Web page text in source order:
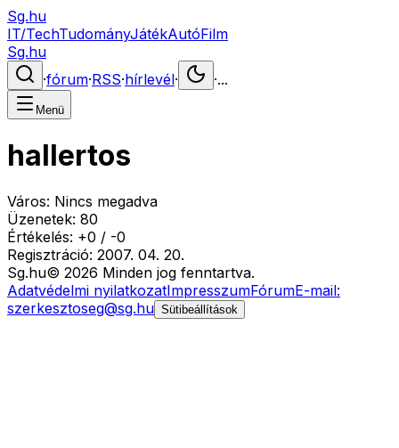
Sg.hu
IT/TechTudományJátékAutóFilm
Sg.hu
·fórum·RSS·hírlevél· ·...
Menü
hallertos
Város: Nincs megadva
Üzenetek: 80
Értékelés: +0 / -0
Regisztráció: 2007. 04. 20.
Sg.hu© 2026 Minden jog fenntartva.
Adatvédelmi nyilatkozatImpresszumFórumE-mail:
szerkesztoseg@sg.hu Sütibeállítások